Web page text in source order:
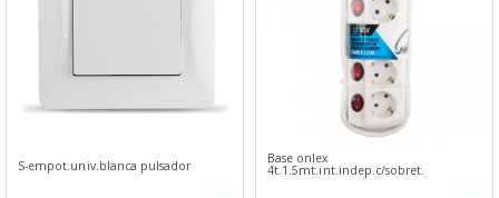
S-empot.univ.blanca pulsador Base onlex
4t.1.5mt.int.indep.c/sobret.